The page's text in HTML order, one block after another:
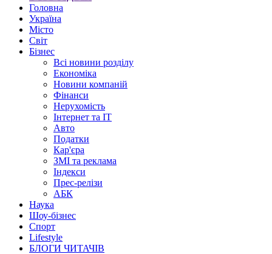
Головна
Україна
Місто
Світ
Бізнес
Всі новини розділу
Економіка
Новини компаній
Фінанси
Нерухомість
Інтернет та IT
Авто
Податки
Кар'єра
ЗМІ та реклама
Індекси
Прес-релізи
АБК
Наука
Шоу-бізнес
Спорт
Lifestyle
БЛОГИ ЧИТАЧІВ